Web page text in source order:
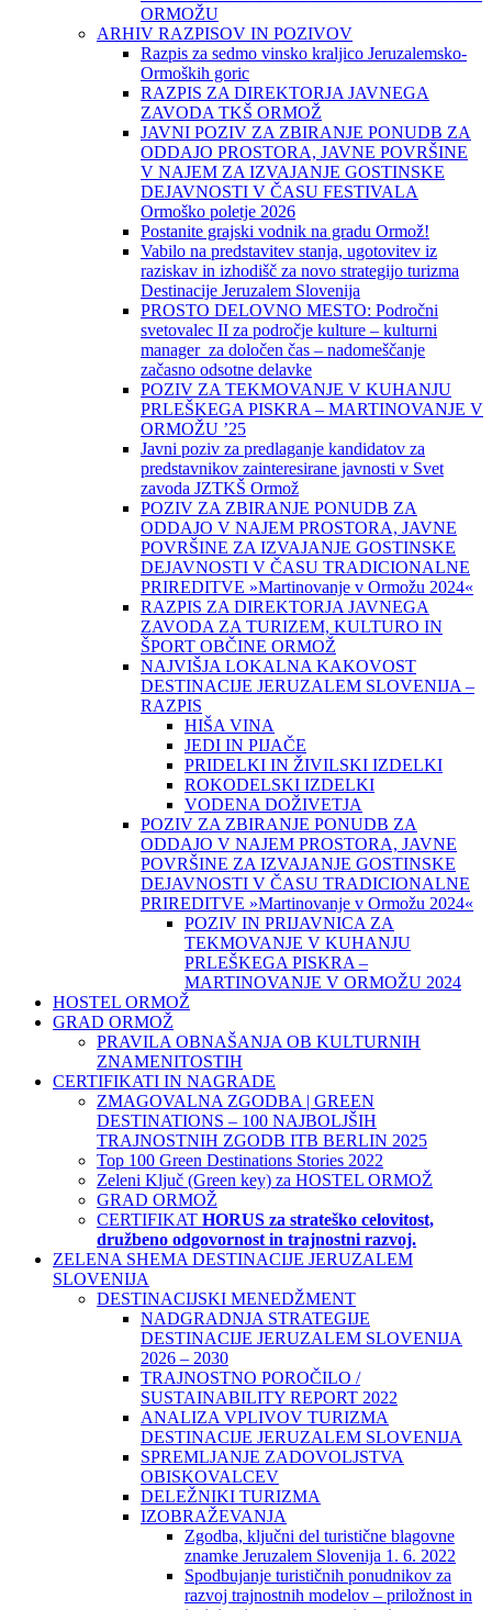
ORMOŽU
ARHIV RAZPISOV IN POZIVOV
Razpis za sedmo vinsko kraljico Jeruzalemsko-
Ormoških goric
RAZPIS ZA DIREKTORJA JAVNEGA
ZAVODA TKŠ ORMOŽ
JAVNI POZIV ZA ZBIRANJE PONUDB ZA
ODDAJO PROSTORA, JAVNE POVRŠINE
V NAJEM ZA IZVAJANJE GOSTINSKE
DEJAVNOSTI V ČASU FESTIVALA
Ormoško poletje 2026
Postanite grajski vodnik na gradu Ormož!
Vabilo na predstavitev stanja, ugotovitev iz
raziskav in izhodišč za novo strategijo turizma
Destinacije Jeruzalem Slovenija
PROSTO DELOVNO MESTO: Področni
svetovalec II za področje kulture – kulturni
manager za določen čas – nadomeščanje
začasno odsotne delavke
POZIV ZA TEKMOVANJE V KUHANJU
PRLEŠKEGA PISKRA – MARTINOVANJE V
ORMOŽU ’25
Javni poziv za predlaganje kandidatov za
predstavnikov zainteresirane javnosti v Svet
zavoda JZTKŠ Ormož
POZIV ZA ZBIRANJE PONUDB ZA
ODDAJO V NAJEM PROSTORA, JAVNE
POVRŠINE ZA IZVAJANJE GOSTINSKE
DEJAVNOSTI V ČASU TRADICIONALNE
PRIREDITVE »Martinovanje v Ormožu 2024«
RAZPIS ZA DIREKTORJA JAVNEGA
ZAVODA ZA TURIZEM, KULTURO IN
ŠPORT OBČINE ORMOŽ
NAJVIŠJA LOKALNA KAKOVOST
DESTINACIJE JERUZALEM SLOVENIJA –
RAZPIS
HIŠA VINA
JEDI IN PIJAČE
PRIDELKI IN ŽIVILSKI IZDELKI
ROKODELSKI IZDELKI
VODENA DOŽIVETJA
POZIV ZA ZBIRANJE PONUDB ZA
ODDAJO V NAJEM PROSTORA, JAVNE
POVRŠINE ZA IZVAJANJE GOSTINSKE
DEJAVNOSTI V ČASU TRADICIONALNE
PRIREDITVE »Martinovanje v Ormožu 2024«
POZIV IN PRIJAVNICA ZA
TEKMOVANJE V KUHANJU
PRLEŠKEGA PISKRA –
MARTINOVANJE V ORMOŽU 2024
HOSTEL ORMOŽ
GRAD ORMOŽ
PRAVILA OBNAŠANJA OB KULTURNIH
ZNAMENITOSTIH
CERTIFIKATI IN NAGRADE
ZMAGOVALNA ZGODBA | GREEN
DESTINATIONS – 100 NAJBOLJŠIH
TRAJNOSTNIH ZGODB ITB BERLIN 2025
Top 100 Green Destinations Stories 2022
Zeleni Ključ (Green key) za HOSTEL ORMOŽ
GRAD ORMOŽ
CERTIFIKAT HORUS za strateško celovitost,
družbeno odgovornost in trajnostni razvoj.
ZELENA SHEMA DESTINACIJE JERUZALEM
SLOVENIJA
DESTINACIJSKI MENEDŽMENT
NADGRADNJA STRATEGIJE
DESTINACIJE JERUZALEM SLOVENIJA
2026 – 2030
TRAJNOSTNO POROČILO /
SUSTAINABILITY REPORT 2022
ANALIZA VPLIVOV TURIZMA
DESTINACIJE JERUZALEM SLOVENIJA
SPREMLJANJE ZADOVOLJSTVA
OBISKOVALCEV
DELEŽNIKI TURIZMA
IZOBRAŽEVANJA
Zgodba, ključni del turistične blagovne
znamke Jeruzalem Slovenija 1. 6. 2022
Spodbujanje turističnih ponudnikov za
razvoj trajnostnih modelov – priložnost in